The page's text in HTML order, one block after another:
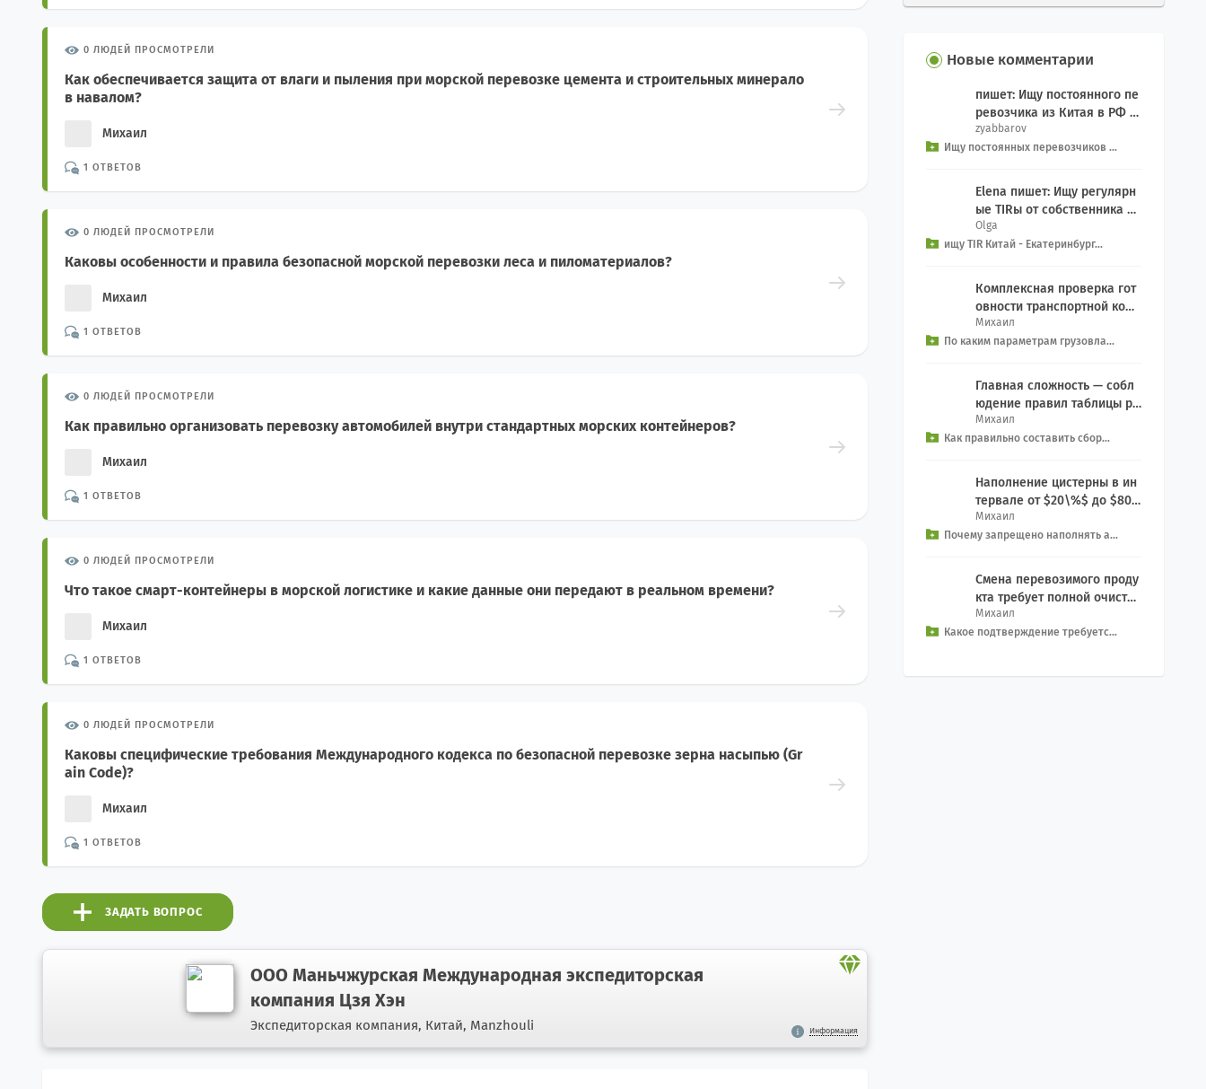
0 ЛЮДЕЙ ПРОСМОТРЕЛИ
Как обеспечивается защита от влаги и пыления при морской перевозке цемента и строительных минерало
в навалом?
Михаил
1 ОТВЕТОВ
0 ЛЮДЕЙ ПРОСМОТРЕЛИ
Каковы особенности и правила безопасной морской перевозки леса и пиломатериалов?
Михаил
1 ОТВЕТОВ
0 ЛЮДЕЙ ПРОСМОТРЕЛИ
Как правильно организовать перевозку автомобилей внутри стандартных морских контейнеров?
Михаил
1 ОТВЕТОВ
0 ЛЮДЕЙ ПРОСМОТРЕЛИ
Что такое смарт-контейнеры в морской логистике и какие данные они передают в реальном времени?
Михаил
1 ОТВЕТОВ
0 ЛЮДЕЙ ПРОСМОТРЕЛИ
Каковы специфические требования Международного кодекса по безопасной перевозке зерна насыпью (Gr
ain Code)?
Михаил
1 ОТВЕТОВ
ЗАДАТЬ ВОПРОС
ООО Маньчжурская Международная экспедиторская
компания Цзя Хэн
Экспедиторская компания, Китай, Manzhouli Информация
Новые комментарии
пишет: Ищу постоянного пе
ревозчика из Китая в РФ д
ля еженедельного Добрый
день, как связ...
zyabbarov
Ищу постоянных перевозчиков ...
Elena пишет: Ищу регулярн
ые TIRы от собственника се
рвиса на Екатеринбург из к
итая, EXW We...
Olga
ищу TIR Китай - Екатеринбург...
Комплексная проверка гот
овности транспортной комп
ании включает контрольны
й чек-лист: Прове...
Михаил
По каким параметрам грузовла...
Главная сложность — собл
юдение правил таблицы ра
зделения (Segregation): За
прет на совместн...
Михаил
Как правильно составить сбор...
Наполнение цистерны в ин
тервале от $20\%$ до $80\
%$ создает смертельную уг
розу опрокидыван...
Михаил
Почему запрещено наполнять а...
Смена перевозимого проду
кта требует полной очистки
емкости: Процедура: Включ
ает в себя про...
Михаил
Какое подтверждение требуетс...